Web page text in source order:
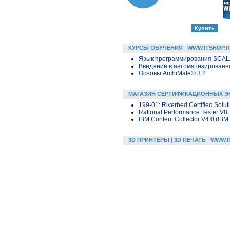
КУРСЫ ОБУЧЕНИЯ
Язык программирования
Введение в
Основы ArchiMate® 3.2
МАГАЗИН СЕРТИФИКАЦИОННЫХ
199-01: Riverbed Certified
Rational Performance Tester V8
IBM Content Collector V4.0
3D ПРИНТЕРЫ | 3D ПЕЧАТЬ